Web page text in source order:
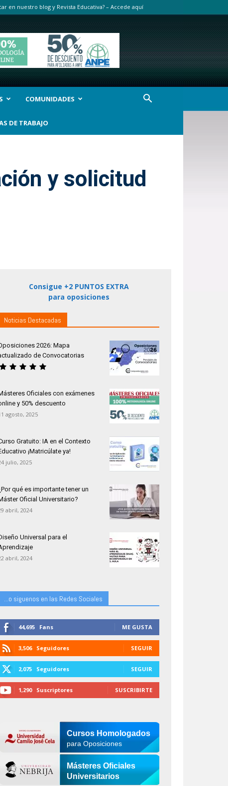
en nuestro blog y Revista Educativa? – Accede aquí
COMUNIDADES
DE TRABAJO
y solicitud
Consigue +2 PUNTOS EXTRA
para oposiciones
Noticias Destacadas
2026: Mapa
de Convocatorias
Oficiales con exámenes
y 50% descuento
agosto, 2025
Gratuito: IA en el Contexto
¡Matricúlate ya!
julio, 2025
qué es importante tener un
Oficial Universitario?
abril, 2024
Universal para el
abril, 2024
...o siguenos en las Redes Sociales
44,695 Fans ME GUSTA
3,506 Seguidores SEGUIR
2,075 Seguidores SEGUIR
1,290 Suscriptores SUSCRIBIRTE
Cursos Homologados
para Oposiciones
Másteres Oficiales
Universitarios